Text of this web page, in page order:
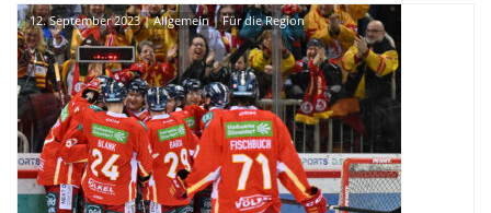
12. September 2023|Allgemein|Für die Region